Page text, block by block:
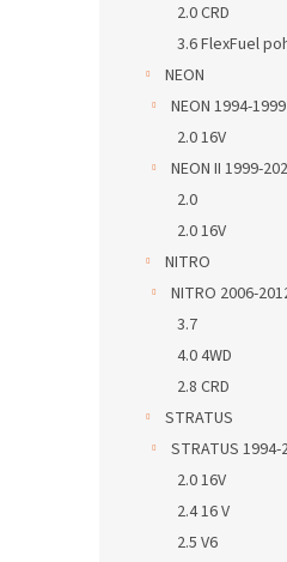
2.0 CRD
3.6 FlexFuel
NEON
NEON 1994-1999
2.0 16V
NEON II 1999-
2.0
2.0 16V
NITRO
NITRO 2006-
3.7
4.0 4WD
2.8 CRD
STRATUS
STRATUS 1994-
2.0 16V
2.4 16 V
2.5 V6